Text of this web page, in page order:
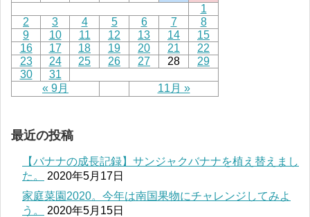
« 9月 11月 »
1
2
3 4 5 6 7
8
9
10 11 12 13 14
15
16
17 18 19 20 21
22
23
24 25 26 27 28
29
30
31
最近の投稿
【バナナの成長記録】サンジャクバナナを植え替えまし
た。
2020年5月17日
家庭菜園2020。今年は南国果物にチャレンジしてみよ
う。
2020年5月15日